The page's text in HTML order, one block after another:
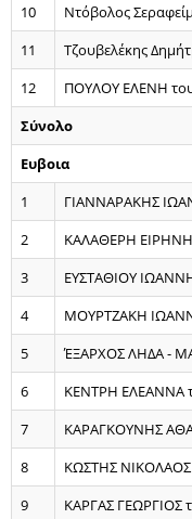
10
Ντόβολος
11
Τζουβελέκης
12
ΠΟΥΛΟΥ ΕΛΕΝΗ
Σύνολο
Ευβοια
1
ΓΙΑΝΝΑΡΑΚΗΣ
2
ΚΑΛΑΘΕΡΗ
3
ΕΥΣΤΑΘΙΟΥ
4
ΜΟΥΡΤΖΑΚΗ
5
ΈΞΑΡΧΟΣ ΛΗΔΑ -
6
ΚΕΝΤΡΗ ΕΛΕΑΝΝΑ
7
ΚΑΡΑΓΚΟΥΝΗΣ
8
ΚΩΣΤΗΣ ΝΙΚΟΛΑΟΣ
9
ΚΑΡΓΑΣ ΓΕΩΡΓΙΟΣ